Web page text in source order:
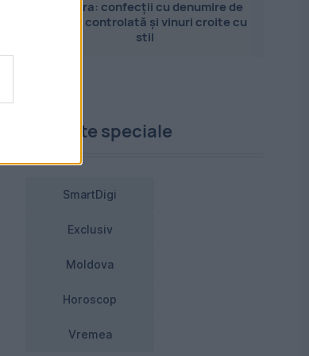
Pandora: confecții cu denumire de
origine controlată și vinuri croite cu
stil
Proiecte speciale
SmartDigi
Exclusiv
Moldova
Horoscop
Vremea